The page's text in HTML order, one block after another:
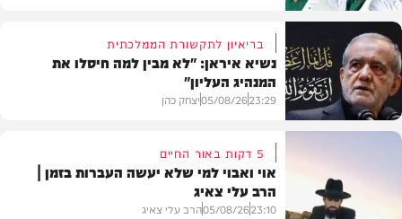
תוכן שיווקי
בעולם
בריאיון לתקשורת הממלכתית
נשיא איראן: "לא מבין למה חיסלו את
המנהיג העליון"
23:29
05/08/26יצחק כהן
5 דקות באור החיים
אוי ואבוי למי שלא יעשה העברות בזמן |
הרב עלי צאיג
23:10
05/08/26הרב עלי צאיג